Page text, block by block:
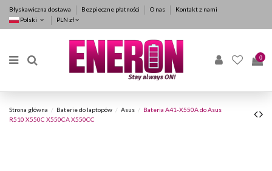
Błyskawiczna dostawa Bezpieczne płatności O nas
Kontakt z nami
Polski
PLN zł
0
Strona główna Baterie do laptopów Asus
Bateria A41-X550A do Asus
R510 X550C X550CA X550CC